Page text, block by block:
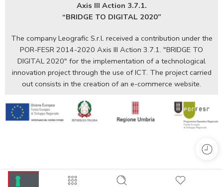
Axis III Action 3.7.1.
“BRIDGE TO DIGITAL 2020”
The company Leografic S.r.l. received a contribution under the
POR-FESR 2014-2020 Axis III Action 3.7.1. "BRIDGE TO
DIGITAL 2020" for the implementation of a technological
innovation project through the use of ICT. The project carried
out consists in the creation of an e-commerce website.